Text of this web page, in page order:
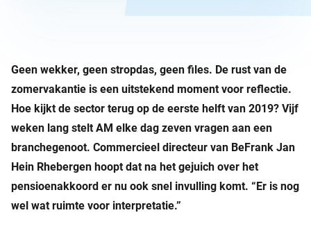
Geen wekker, geen stropdas, geen files. De rust van de
zomervakantie is een uitstekend moment voor reflectie.
Hoe kijkt de sector terug op de eerste helft van 2019? Vijf
weken lang stelt AM elke dag zeven vragen aan een
branchegenoot. Commercieel directeur van BeFrank Jan
Hein Rhebergen hoopt dat na het gejuich over het
pensioenakkoord er nu ook snel invulling komt. “Er is nog
wel wat ruimte voor interpretatie.”